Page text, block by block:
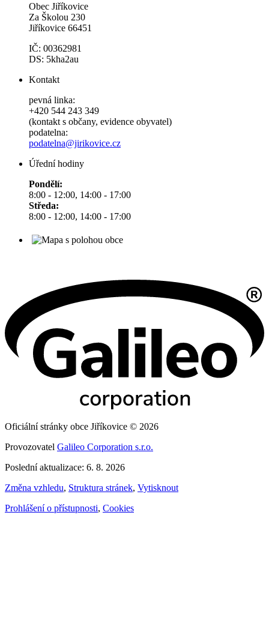
Obec Jiříkovice
Za Školou 230
Jiříkovice 66451
IČ: 00362981
DS: 5kha2au
Kontakt
pevná linka:
+420 544 243 349
(kontakt s občany, evidence obyvatel)
podatelna:
podatelna@jirikovice.cz
Úřední hodiny
Pondělí:
8:00 - 12:00, 14:00 - 17:00
Středa:
8:00 - 12:00, 14:00 - 17:00
Oficiální stránky obce Jiříkovice © 2026
Provozovatel Galileo Corporation s.r.o.
Poslední aktualizace: 6. 8. 2026
Změna vzhledu, Struktura stránek, Vytisknout
Prohlášení o přístupnosti, Cookies